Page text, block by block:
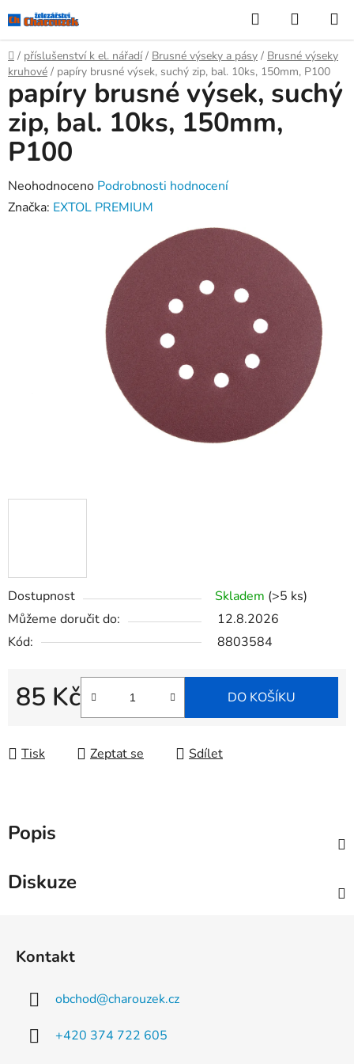
na
obsah
Hledat
KOŠÍK
Domů
/ příslušenství k el. nářadí / Brusné výseky a pásy / Brusné výseky
kruhové / papíry brusné výsek, suchý zip, bal. 10ks, 150mm, P100
Dostupnost Skladem (>5 ks)
Můžeme doručit do:
12.8.2026
Kód:
8803584
85 Kč
Měrná cena:
DO KOŠÍKU
Tisk Zeptat se Sdílet
papíry brusné výsek, suchý
zip, bal. 10ks, 150mm,
P100
Průměrné
hodnocení
Neohodnoceno Podrobnosti hodnocení
Značka: EXTOL PREMIUM
Popis
Diskuze
Kontakt
obchod@charouzek.cz
+420 374 722 605